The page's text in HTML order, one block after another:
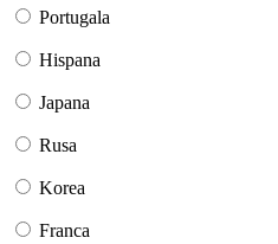
Portugala
Hispana
Japana
Rusa
Korea
Franca